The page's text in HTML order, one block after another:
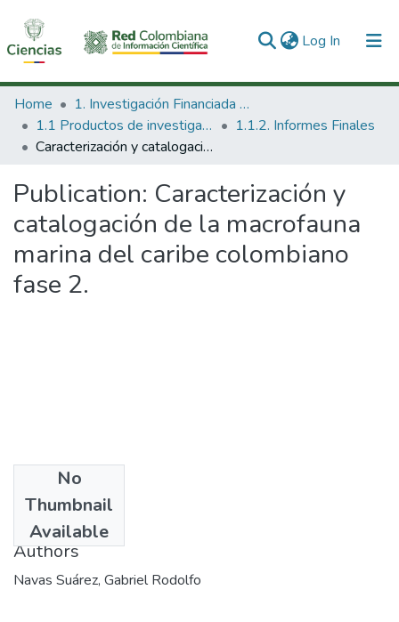
Log In (current)
Communities & Collections
All of DSpace
Home
1. Investigación Financiada con Recursos Públicos
1.1 Productos de investigación
1.1.2. Informes Finales
Caracterización y catalogación de la macrofauna marina del caribe colombiano fase 2.
Publication: Caracterización y
catalogación de la macrofauna
marina del caribe colombiano
fase 2.
No
Thumbnail
Available
2002-06
Authors
Navas Suárez, Gabriel Rodolfo